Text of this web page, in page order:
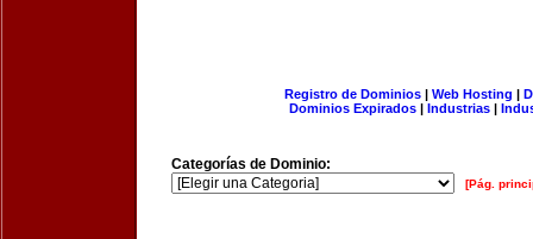
Registro de Dominios| Web Hosting |
Dominios Expirados | Industrias |
Categorías de Dominio:
[Pág.